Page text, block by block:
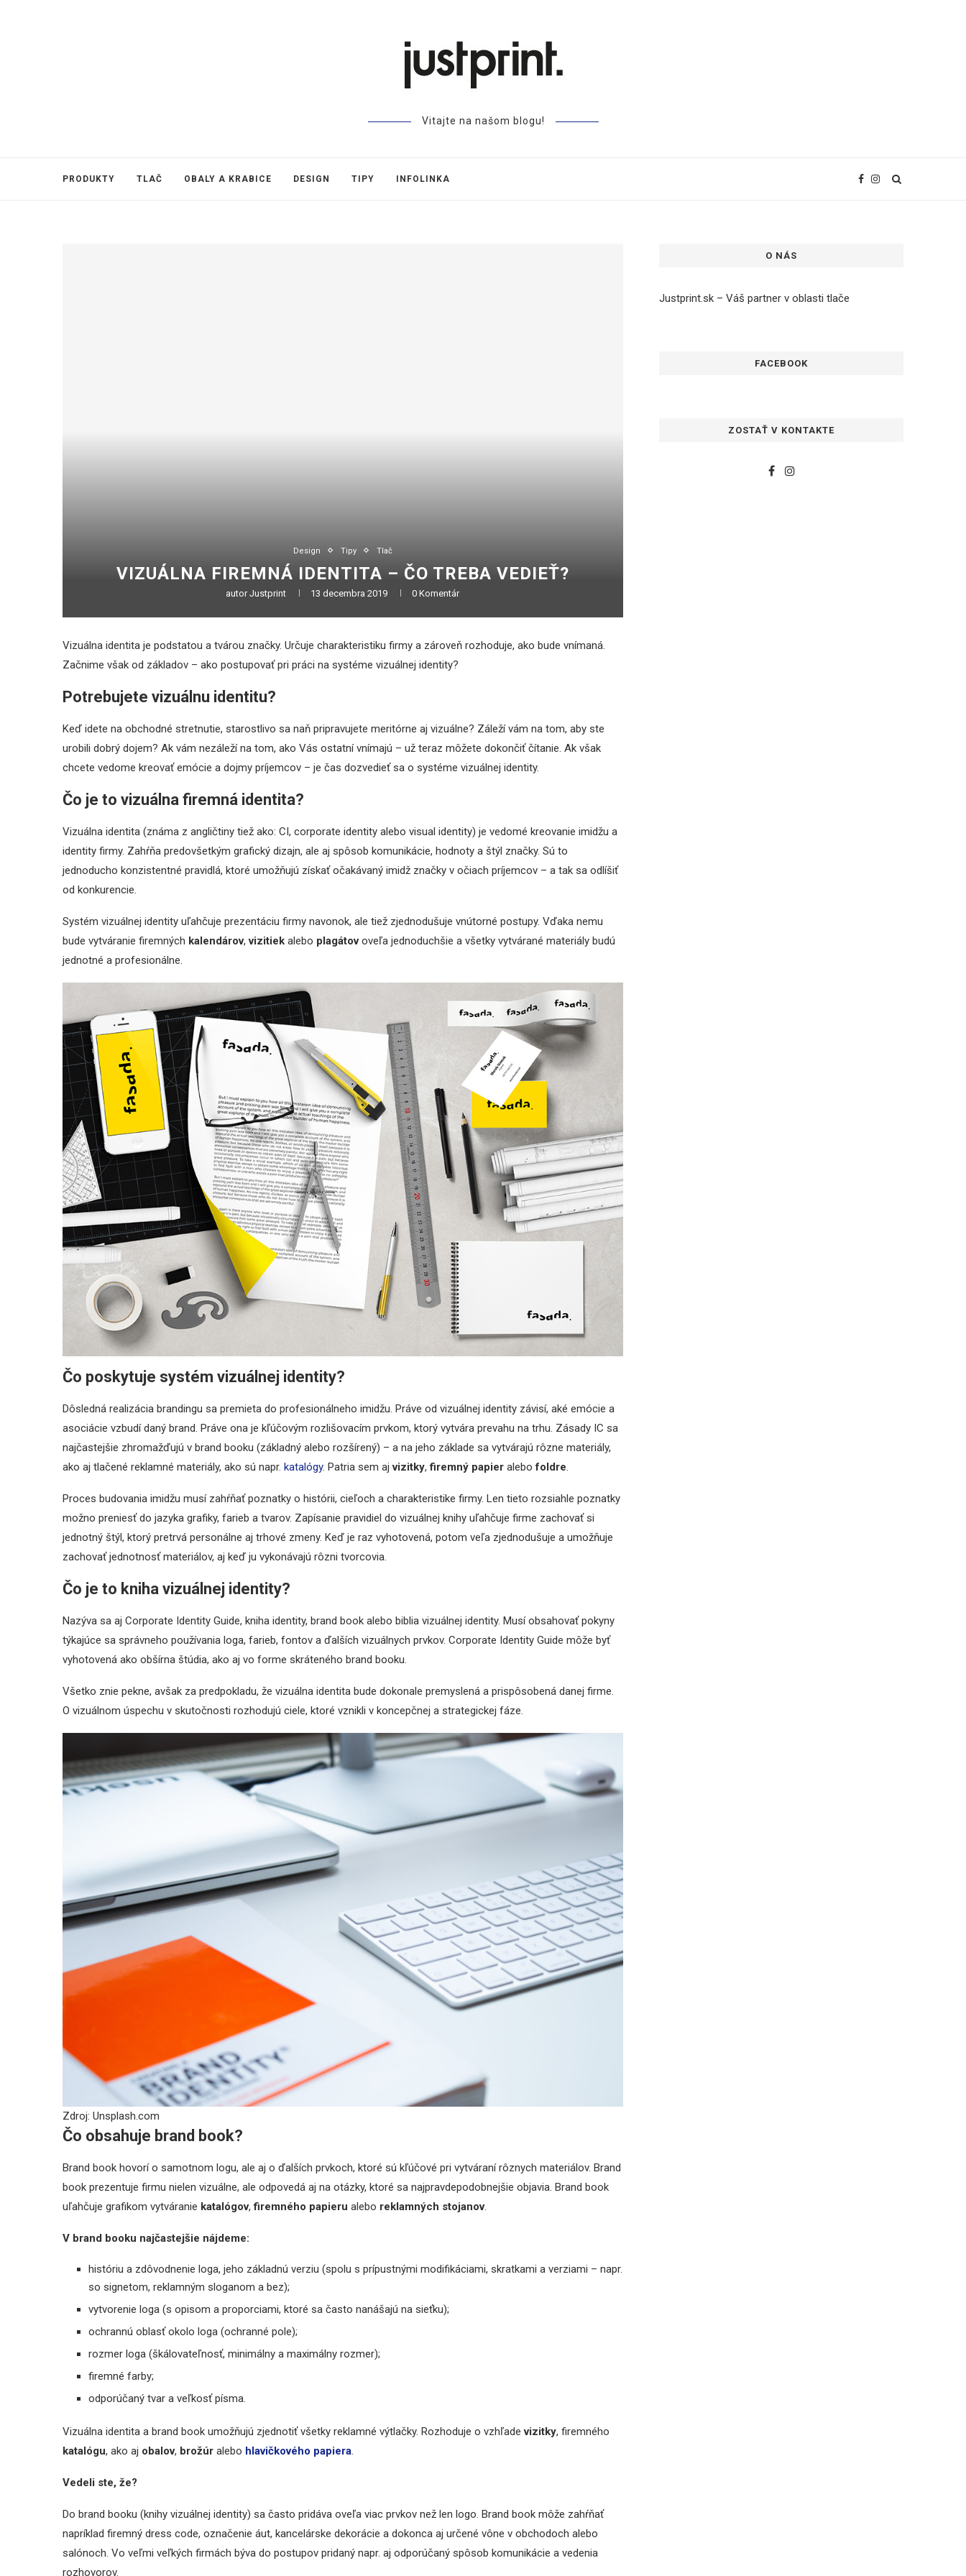
Vitajte na našom blogu!
PRODUKTY TLAČ OBALY A KRABICE DESIGN TIPY INFOLINKA
Design Tipy Tlač
VIZUÁLNA FIREMNÁ IDENTITA – ČO TREBA VEDIEŤ?
autorJustprint 13 decembra 2019 0 Komentár
Vizuálna identita je podstatou a tvárou značky. Určuje charakteristiku firmy a zároveň rozhoduje, ako bude vnímaná.
Začnime však od základov – ako postupovať pri práci na systéme vizuálnej identity?
Potrebujete vizuálnu identitu?
Keď idete na obchodné stretnutie, starostlivo sa naň pripravujete meritórne aj vizuálne? Záleží vám na tom, aby ste
urobili dobrý dojem? Ak vám nezáleží na tom, ako Vás ostatní vnímajú – už teraz môžete dokončiť čítanie. Ak však
chcete vedome kreovať emócie a dojmy príjemcov – je čas dozvedieť sa o systéme vizuálnej identity.
Čo je to vizuálna firemná identita?
Vizuálna identita (známa z angličtiny tiež ako: CI, corporate identity alebo visual identity) je vedomé kreovanie imidžu a
identity firmy. Zahŕňa predovšetkým grafický dizajn, ale aj spôsob komunikácie, hodnoty a štýl značky. Sú to
jednoducho konzistentné pravidlá, ktoré umožňujú získať očakávaný imidž značky v očiach príjemcov – a tak sa odlíšiť
od konkurencie.
Systém vizuálnej identity uľahčuje prezentáciu firmy navonok, ale tiež zjednodušuje vnútorné postupy. Vďaka nemu
bude vytváranie firemných kalendárov,vizitiek alebo plagátovoveľa jednoduchšie a všetky vytvárané materiály budú
jednotné a profesionálne.
Čo poskytuje systém vizuálnej identity?
Dôsledná realizácia brandingu sa premieta do profesionálneho imidžu. Práve od vizuálnej identity závisí, aké emócie a
asociácie vzbudí daný brand. Práve ona je kľúčovým rozlišovacím prvkom, ktorý vytvára prevahu na trhu. Zásady IC sa
najčastejšie zhromažďujú v brand booku (základný alebo rozšírený) – a na jeho základe sa vytvárajú rôzne materiály,
ako aj tlačené reklamné materiály, ako sú napr. katalógy. Patria sem ajvizitky,firemný papier alebofoldre.
Proces budovania imidžu musí zahŕňať poznatky o histórii, cieľoch a charakteristike firmy. Len tieto rozsiahle poznatky
možno preniesť do jazyka grafiky, farieb a tvarov. Zapísanie pravidiel do vizuálnej knihy uľahčuje firme zachovať si
jednotný štýl, ktorý pretrvá personálne aj trhové zmeny. Keď je raz vyhotovená, potom veľa zjednodušuje a umožňuje
zachovať jednotnosť materiálov, aj keď ju vykonávajú rôzni tvorcovia.
Čo je to kniha vizuálnej identity?
Nazýva sa aj Corporate Identity Guide, kniha identity, brand book alebo biblia vizuálnej identity. Musí obsahovať pokyny
týkajúce sa správneho používania loga, farieb, fontov a ďalších vizuálnych prvkov. Corporate Identity Guide môže byť
vyhotovená ako obšírna štúdia, ako aj vo forme skráteného brand booku.
Všetko znie pekne, avšak za predpokladu, že vizuálna identita bude dokonale premyslená a prispôsobená danej firme.
O vizuálnom úspechu v skutočnosti rozhodujú ciele, ktoré vznikli v koncepčnej a strategickej fáze.
Zdroj: Unsplash.com
Čo obsahuje brand book?
Brand book hovorí o samotnom logu, ale aj o ďalších prvkoch, ktoré sú kľúčové pri vytváraní rôznych materiálov. Brand
book prezentuje firmu nielen vizuálne, ale odpovedá aj na otázky, ktoré sa najpravdepodobnejšie objavia. Brand book
uľahčuje grafikom vytváranie katalógov,firemného papieru alebo reklamných stojanov.
V brand booku najčastejšie nájdeme:
históriu a zdôvodnenie loga, jeho základnú verziu (spolu s prípustnými modifikáciami, skratkami a verziami – napr.
so signetom, reklamným sloganom a bez);
vytvorenie loga (s opisom a proporciami, ktoré sa často nanášajú na sieťku);
ochrannú oblasť okolo loga (ochranné pole);
rozmer loga (škálovateľnosť, minimálny a maximálny rozmer);
firemné farby;
odporúčaný tvar a veľkosť písma.
Vizuálna identita a brand book umožňujú zjednotiť všetky reklamné výtlačky. Rozhoduje o vzhľadevizitky, firemného
katalógu, ako aj obalov, brožúr alebo hlavičkového papiera.
Vedeli ste, že?
Do brand booku (knihy vizuálnej identity) sa často pridáva oveľa viac prvkov než len logo. Brand book môže zahŕňať
napríklad firemný dress code, označenie áut, kancelárske dekorácie a dokonca aj určené vône v obchodoch alebo
salónoch. Vo veľmi veľkých firmách býva do postupov pridaný napr. aj odporúčaný spôsob komunikácie a vedenia
rozhovorov.
O NÁS
Justprint.sk – Váš partner v oblasti tlače
FACEBOOK
ZOSTAŤ V KONTAKTE